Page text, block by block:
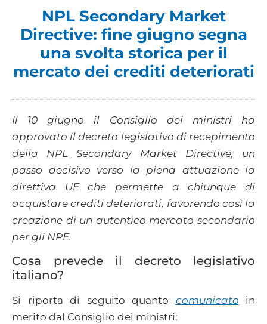
NPL Secondary Market
Directive: fine giugno segna
una svolta storica per il
mercato dei crediti deteriorati
Il 10 giugno il Consiglio dei ministri ha
approvato il decreto legislativo di recepimento
della NPL Secondary Market Directive, un
passo decisivo verso la piena attuazione la
direttiva UE che permette a chiunque di
acquistare crediti deteriorati, favorendo così la
creazione di un autentico mercato secondario
per gli NPE.
Cosa prevede il decreto legislativo
italiano?
Si riporta di seguito quanto comunicato in
merito dal Consiglio dei ministri: